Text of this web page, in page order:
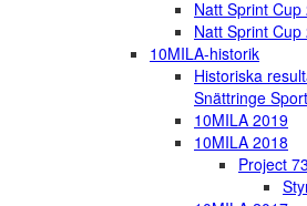
Natt Sprint Cup
Natt Sprint Cup
10MILA-historik
Historiska
Snättringe
10MILA 2019
10MILA 2018
Project 73